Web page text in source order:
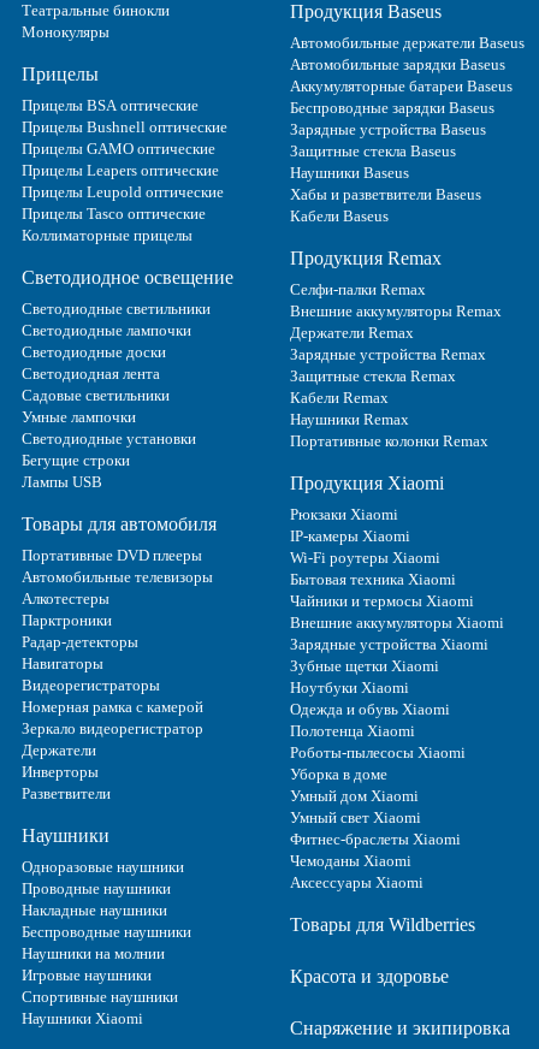
Театральные бинокли
Монокуляры
Прицелы
Прицелы BSA оптические
Прицелы Bushnell оптические
Прицелы GAMO оптические
Прицелы Leapers оптические
Прицелы Leupold оптические
Прицелы Tasco оптические
Коллиматорные прицелы
Светодиодное освещение
Светодиодные светильники
Светодиодные лампочки
Светодиодные доски
Светодиодная лента
Садовые светильники
Умные лампочки
Светодиодные установки
Бегущие строки
Лампы USB
Товары для автомобиля
Портативные DVD плееры
Автомобильные телевизоры
Алкотестеры
Парктроники
Радар-детекторы
Навигаторы
Видеорегистраторы
Номерная рамка с камерой
Зеркало видеорегистратор
Держатели
Инверторы
Разветвители
Наушники
Одноразовые наушники
Проводные наушники
Накладные наушники
Беспроводные наушники
Наушники на молнии
Игровые наушники
Спортивные наушники
Наушники Xiaomi
Продукция Baseus
Автомобильные держатели Baseus
Автомобильные зарядки Baseus
Аккумуляторные батареи Baseus
Беспроводные зарядки Baseus
Зарядные устройства Baseus
Защитные стекла Baseus
Наушники Baseus
Хабы и разветвители Baseus
Кабели Baseus
Продукция Remax
Селфи-палки Remax
Внешние аккумуляторы Remax
Держатели Remax
Зарядные устройства Remax
Защитные стекла Remax
Кабели Remax
Наушники Remax
Портативные колонки Remax
Продукция Xiaomi
Рюкзаки Xiaomi
IP-камеры Xiaomi
Wi-Fi роутеры Xiaomi
Бытовая техника Xiaomi
Чайники и термосы Xiaomi
Внешние аккумуляторы Xiaomi
Зарядные устройства Xiaomi
Зубные щетки Xiaomi
Ноутбуки Xiaomi
Одежда и обувь Xiaomi
Полотенца Xiaomi
Роботы-пылесосы Xiaomi
Уборка в доме
Умный дом Xiaomi
Умный свет Xiaomi
Фитнес-браслеты Xiaomi
Чемоданы Xiaomi
Аксессуары Xiaomi
Товары для Wildberries
Красота и здоровье
Снаряжение и экипировка